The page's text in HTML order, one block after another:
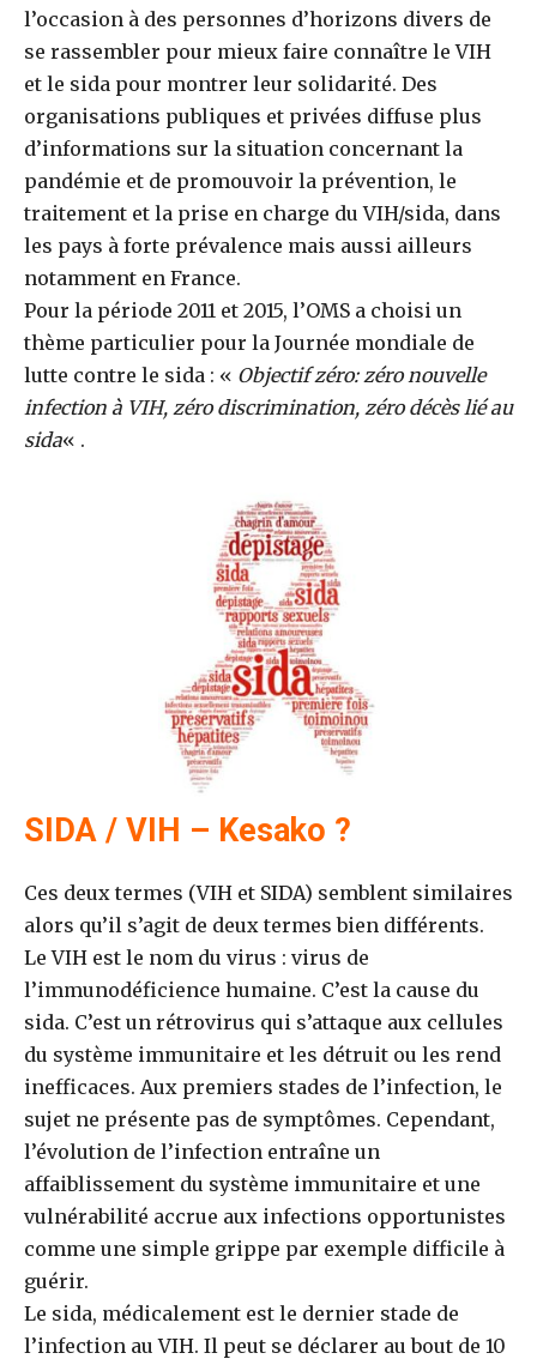
l’occasion à des personnes d’horizons divers de
se rassembler pour mieux faire connaître le VIH
et le sida pour montrer leur solidarité. Des
organisations publiques et privées diffuse plus
d’informations sur la situation concernant la
pandémie et de promouvoir la prévention, le
traitement et la prise en charge du VIH/sida, dans
les pays à forte prévalence mais aussi ailleurs
notamment en France.
Pour la période 2011 et 2015, l’OMS a choisi un
thème particulier pour la Journée mondiale de
lutte contre le sida : « Objectif zéro: zéro nouvelle
infection à VIH, zéro discrimination, zéro décès lié au
sida« .
SIDA / VIH – Kesako ?
Ces deux termes (VIH et SIDA) semblent similaires
alors qu’il s’agit de deux termes bien différents.
Le VIH est le nom du virus : virus de
l’immunodéficience humaine. C’est la cause du
sida. C’est un rétrovirus qui s’attaque aux cellules
du système immunitaire et les détruit ou les rend
inefficaces. Aux premiers stades de l’infection, le
sujet ne présente pas de symptômes. Cependant,
l’évolution de l’infection entraîne un
affaiblissement du système immunitaire et une
vulnérabilité accrue aux infections opportunistes
comme une simple grippe par exemple difficile à
guérir.
Le sida, médicalement est le dernier stade de
l’infection au VIH. Il peut se déclarer au bout de 10